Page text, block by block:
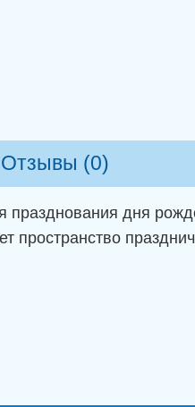
Отзывы (0)
празднования дня
пространство